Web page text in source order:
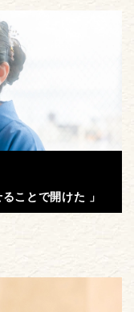
ことで開けた 」